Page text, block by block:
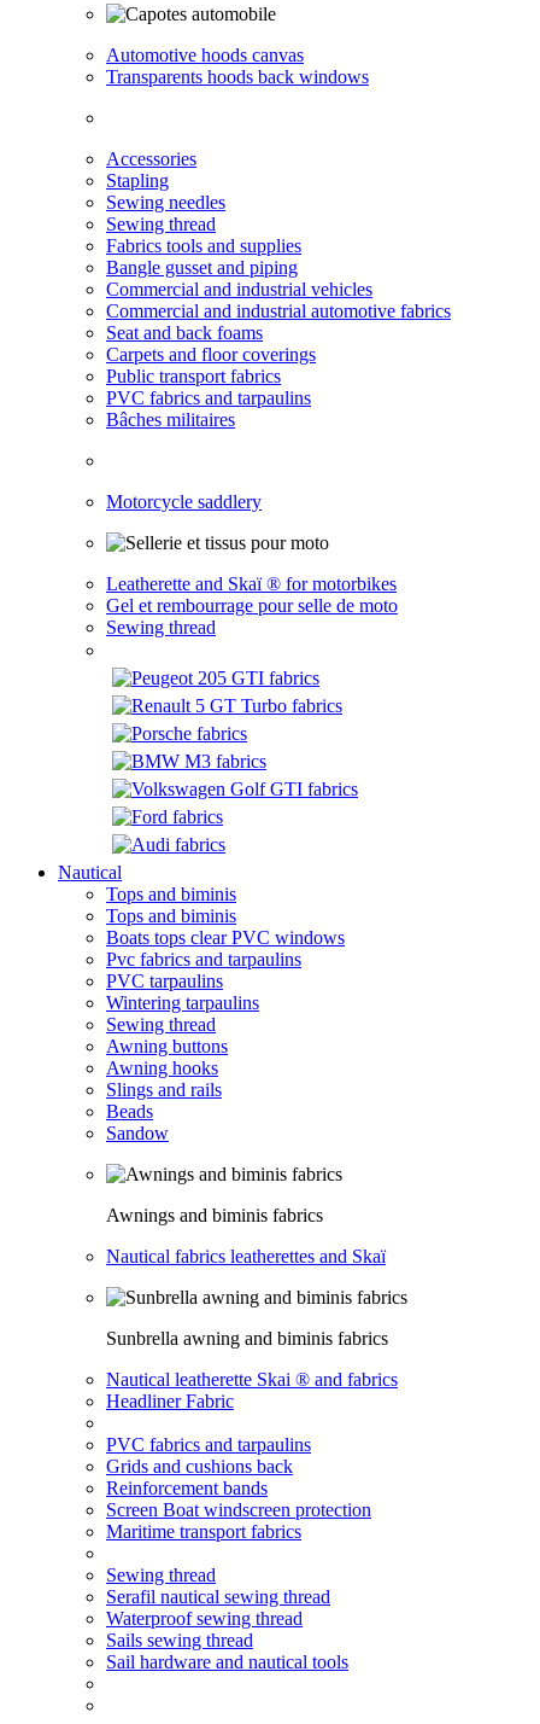
Automotive hoods canvas
Transparents hoods back windows
Accessories
Stapling
Sewing needles
Sewing thread
Fabrics tools and supplies
Bangle gusset and piping
Commercial and industrial vehicles
Commercial and industrial automotive fabrics
Seat and back foams
Carpets and floor coverings
Public transport fabrics
PVC fabrics and tarpaulins
Bâches militaires
Motorcycle saddlery
Leatherette and Skaï ® for motorbikes
Gel et rembourrage pour selle de moto
Sewing thread
Nautical
Tops and biminis
Tops and biminis
Boats tops clear PVC windows
Pvc fabrics and tarpaulins
PVC tarpaulins
Wintering tarpaulins
Sewing thread
Awning buttons
Awning hooks
Slings and rails
Beads
Sandow
Awnings and biminis fabrics
Nautical fabrics leatherettes and Skaï
Sunbrella awning and biminis fabrics
Nautical leatherette Skai ® and fabrics
Headliner Fabric
PVC fabrics and tarpaulins
Grids and cushions back
Reinforcement bands
Screen Boat windscreen protection
Maritime transport fabrics
Sewing thread
Serafil nautical sewing thread
Waterproof sewing thread
Sails sewing thread
Sail hardware and nautical tools